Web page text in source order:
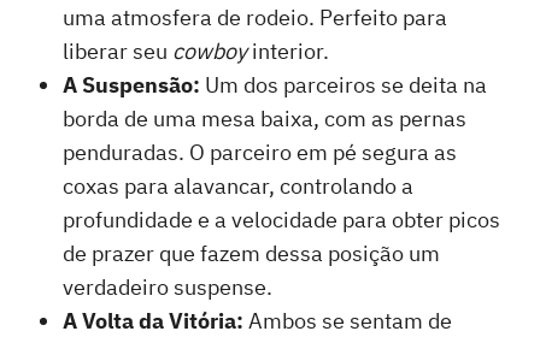
uma atmosfera de rodeio. Perfeito para
liberar seu cowboyinterior.
A Suspensão: Um dos parceiros se deita na
borda de uma mesa baixa, com as pernas
penduradas. O parceiro em pé segura as
coxas para alavancar, controlando a
profundidade e a velocidade para obter picos
de prazer que fazem dessa posição um
verdadeiro suspense.
A Volta da Vitória:Ambos se sentam de